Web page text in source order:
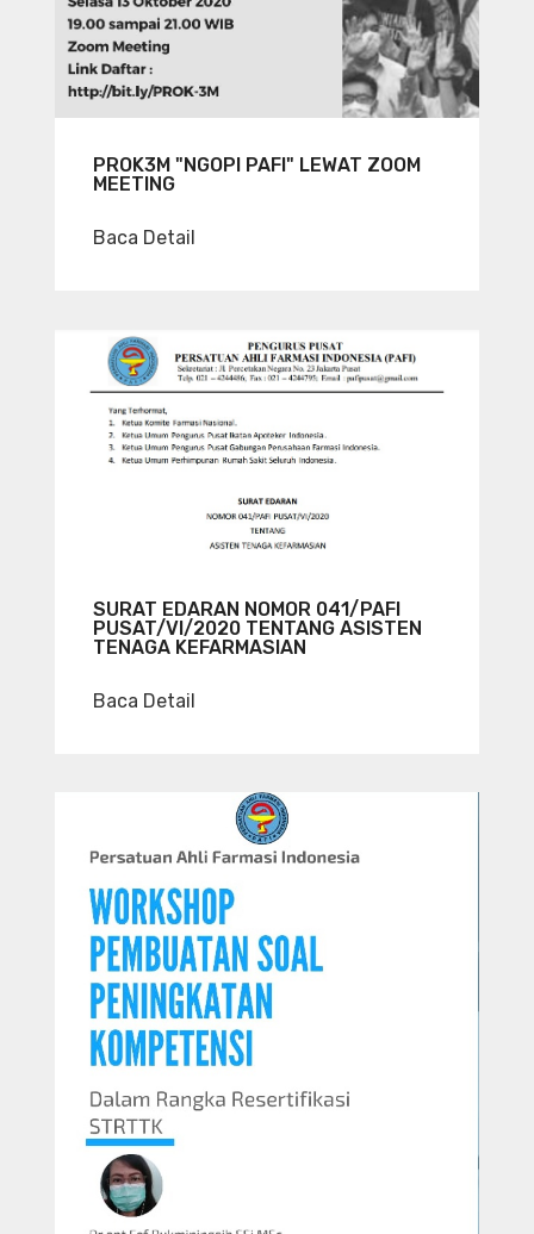
PROK3M "NGOPI PAFI" LEWAT ZOOM
MEETING
Baca Detail
SURAT EDARAN NOMOR 041/PAFI
PUSAT/VI/2020 TENTANG ASISTEN
TENAGA KEFARMASIAN
Baca Detail